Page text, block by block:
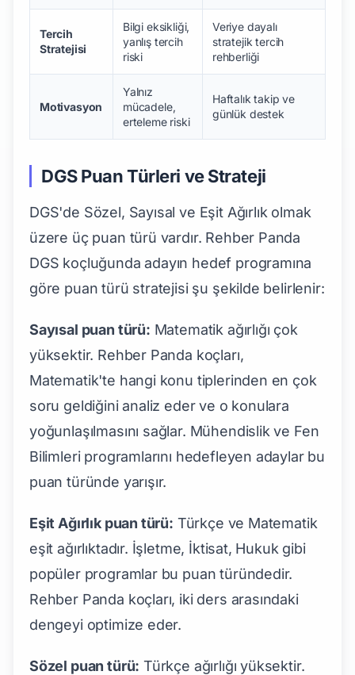
Tercih
Stratejisi
Bilgi eksikliği,
yanlış tercih
riski
Veriye dayalı
stratejik tercih
rehberliği
Motivasyon
Yalnız
mücadele,
erteleme riski
Haftalık takip ve
günlük destek
DGS Puan Türleri ve Strateji
DGS'de Sözel, Sayısal ve Eşit Ağırlık olmak
üzere üç puan türü vardır. Rehber Panda
DGS koçluğunda adayın hedef programına
göre puan türü stratejisi şu şekilde belirlenir:
Sayısal puan türü: Matematik ağırlığı çok
yüksektir. Rehber Panda koçları,
Matematik'te hangi konu tiplerinden en çok
soru geldiğini analiz eder ve o konulara
yoğunlaşılmasını sağlar. Mühendislik ve Fen
Bilimleri programlarını hedefleyen adaylar bu
puan türünde yarışır.
Eşit Ağırlık puan türü: Türkçe ve Matematik
eşit ağırlıktadır. İşletme, İktisat, Hukuk gibi
popüler programlar bu puan türündedir.
Rehber Panda koçları, iki ders arasındaki
dengeyi optimize eder.
Sözel puan türü: Türkçe ağırlığı yüksektir.